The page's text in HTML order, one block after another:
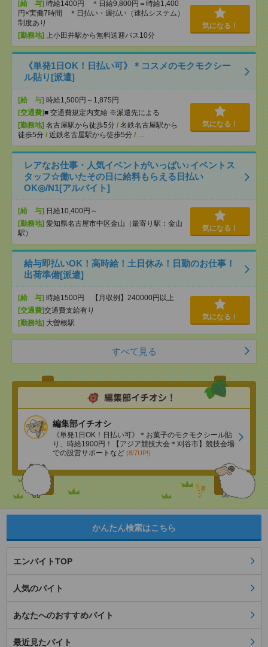
[給 与] 時給1400円 ＊日給9,800円＝時給1,400
円×実働7時間 ＊日払い・週払い（速払システム）
制度あり
[勤務地] 上小田井駅から無料送迎バス10分
気になる！
《単発1日OK！日払い可》＊コスメのモクモクシー
ル貼り[派遣]
[給 与] 時給1,500円～1,875円
[交通費]■ 交通費規定内支給 ※派遣先による
[勤務地] 名古屋駅から徒歩5分 / 名鉄名古屋駅から
徒歩5分 / 近鉄名古屋駅から徒歩5分 / …
気になる！
レアなお仕事・人気イベントがいっぱい♪イベントス
タッフ☆働いたその日に給料もらえる日払い
OK◎/N1[アルバイト]
[給 与] 日給10,400円～
[勤務地] 愛知県名古屋市中区金山（最寄り駅：金山
駅）
気になる！
給与即払いOK！高時給！土日休み！日勤のお仕事！
出荷準備[派遣]
[給 与] 時給1500円 【月収例】240000円以上
[交通費]交通費支給有り
[勤務地] 大曽根駅
気になる！
すべて見る
編集部イチオシ
《単発1日OK！日払い可》＊お菓子のモクモクシール貼
り、時給1900円！【アジア競技大会＊刈谷市】競技会場
での設営サポートなど (8/7UP!)
かんたん検索はこちら
エンバイトTOP
人気のバイト
あなたへのおすすめバイト
最近見たバイト